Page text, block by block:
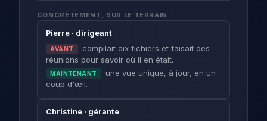
CONCRÈTEMENT, SUR LE TERRAIN
Pierre · dirigeant
AVANT
compilait dix fichiers et faisait des
réunions pour savoir où il en était.
MAINTENANT
une vue unique, à jour, en un
coup d'œil.
Christine · gérante